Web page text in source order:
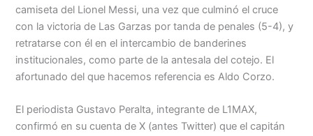
camiseta del Lionel Messi, una vez que culminó el cruce
con la victoria de Las Garzas por tanda de penales (5-4), y
retratarse con él en el intercambio de banderines
institucionales, como parte de la antesala del cotejo. El
afortunado del que hacemos referencia es Aldo Corzo.
El periodista Gustavo Peralta, integrante de L1MAX,
confirmó en su cuenta de X (antes Twitter) que el capitán